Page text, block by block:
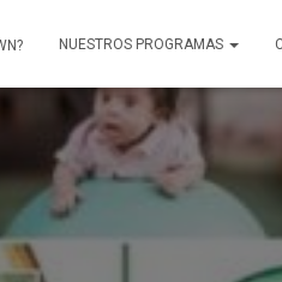
NUESTROS PROGRAMAS